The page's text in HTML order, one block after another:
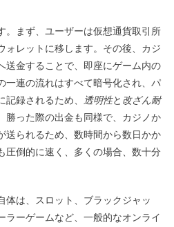
。まず、ユーザーは仮想通貨取引所
ォレットに移します。その後、カジ
送金することで、即座にゲーム内の
一連の流れはすべて暗号化され、パ
録されるため、 透明性と 改ざん耐
勝った際の出金も同様で、カジノか
送られるため、数時間から数日かか
圧倒的に速く、多くの場合、数十分
体は、スロット、ブラックジャッ
ラーゲームなど、一般的なオンライ